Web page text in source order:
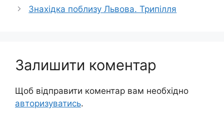
Знахідка поблизу Львова. Трипілля
Залишити коментар
Щоб відправити коментар вам необхідно
авторизуватись.